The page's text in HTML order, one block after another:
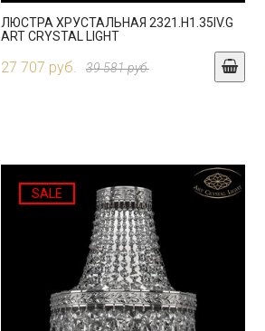
ЛЮСТРА ХРУСТАЛЬНАЯ 2321.H1.35IV.G
ART CRYSTAL LIGHT
27 707 руб. 39 581 руб.
SALE